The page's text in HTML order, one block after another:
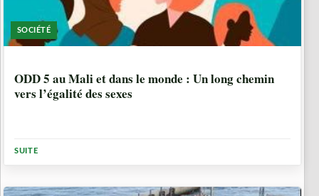
SOCIÉTÉ
ODD 5 au Mali et dans le monde : Un long chemin
vers l’égalité des sexes
SUITE